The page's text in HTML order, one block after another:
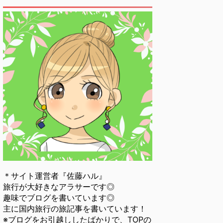
＊サイト運営者『佐藤ハル』
旅行が大好きなアラサーです◎
趣味でブログを書いています◎
主に国内旅行の旅記事を書いています！
※ブログをお引越ししたばかりで、TOPの